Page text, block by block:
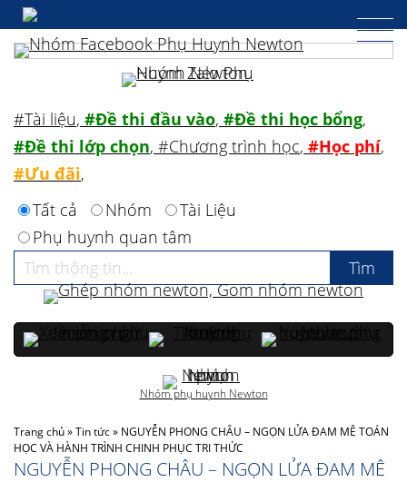
Trang chủ»Tin tức» NGUYỄN PHONG CHÂU – NGỌN LỬA ĐAM MÊ TOÁN
HỌC VÀ HÀNH TRÌNH CHINH PHỤC TRI THỨC
NGUYỄN PHONG CHÂU – NGỌN LỬA ĐAM MÊ
#Tài liệu, #Đề thi đầu vào, #Đề thi học bổng,
#Đề thi lớp chọn, #Chương trình học, #Học phí,
#Ưu đãi,
Tất cả
Nhóm
Tài Liệu
Phụ huynh quan tâm
Nhóm phụ huynh Newton